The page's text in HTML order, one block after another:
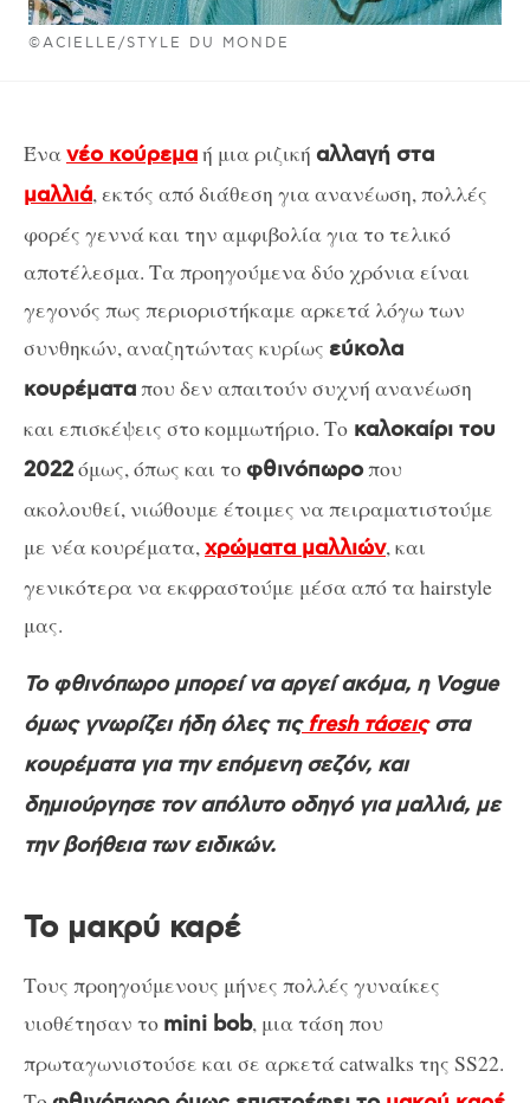
©ACIELLE/STYLE DU MONDE
Ένανέο κούρεμαή μια ριζική αλλαγή στα
μαλλιά, εκτός από διάθεση για ανανέωση, πολλές
φορές γεννά και την αμφιβολία για το τελικό
αποτέλεσμα. Τα προηγούμενα δύο χρόνια είναι
γεγονός πως περιοριστήκαμε αρκετά λόγω των
συνθηκών, αναζητώντας κυρίως εύκολα
κουρέματαπου δεν απαιτούν συχνή ανανέωση
και επισκέψεις στο κομμωτήριο. Το καλοκαίρι του
2022όμως, όπως και τοφθινόπωροπου
ακολουθεί, νιώθουμε έτοιμες να πειραματιστούμε
με νέα κουρέματα, χρώματα μαλλιών, και
γενικότερα να εκφραστούμε μέσα από τα hairstyle
μας.
Το φθινόπωρο μπορεί να αργεί ακόμα, η Vogue
όμως γνωρίζει ήδη όλες τιςfresh τάσειςστα
κουρέματα για την επόμενη σεζόν, και
δημιούργησε τον απόλυτο οδηγό για μαλλιά, με
την βοήθεια των ειδικών.
Το μακρύ καρέ
Τους προηγούμενους μήνες πολλές γυναίκες
υιοθέτησαν το mini bob, μια τάση που
πρωταγωνιστούσε και σε αρκετά catwalks της SS22.